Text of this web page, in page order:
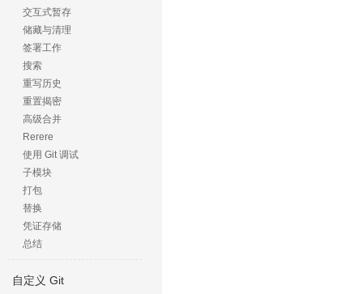
交互式暂存
储藏与清理
签署工作
搜索
重写历史
重置揭密
高级合并
Rerere
使用 Git 调试
子模块
打包
替换
凭证存储
总结
自定义 Git